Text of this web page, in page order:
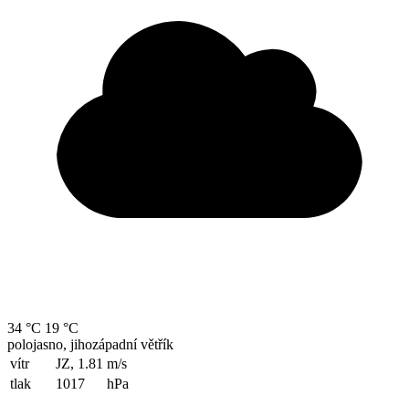
34 °C 19 °C
polojasno, jihozápadní větřík
vítr
JZ, 1.81 m/s
tlak
1017
hPa